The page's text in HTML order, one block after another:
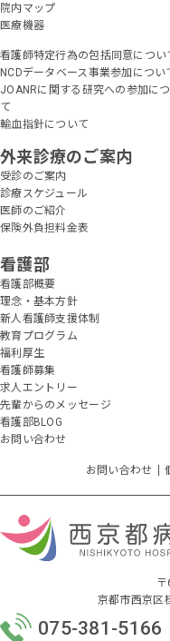
京都市西京区
075-381-5166
院内マップ
医療機器
看護師特定行為の包括同意につい
NCDデータベース事業参加につい
JOANRに関する研究への参加に
て
輸血指針について
外来診療のご案内
受診のご案内
診療スケジュール
医師のご紹介
保険外負担料金表
看護部
看護部概要
理念・基本方針
新人看護師支援体制
教育プログラム
福利厚生
看護師募集
求人エントリー
先輩からのメッセージ
看護部BLOG
お問い合わせ
お問い合わせ